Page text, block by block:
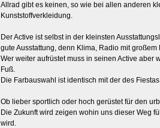
Allrad gibt es keinen, so wie bei allen anderen
Kunststoffverkleidung.
Der Active ist selbst in der kleinsten
gute Ausstattung, denn Klima, Radio mit
Wer weiter aufrüstet muss in seinen Active aber
Fuß.
Die Farbauswahl ist identisch mit der des
Ob lieber sportlich oder hoch gerüstet für den
Die Zukunft wird zeigen wohin uns dieser Weg
wird.